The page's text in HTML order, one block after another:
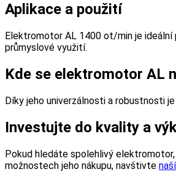
Aplikace a použití
Elektromotor AL 1400 ot/min je ideální
průmyslové využití.
Kde se elektromotor AL
Díky jeho univerzálnosti a robustnosti
Investujte do kvality a
Pokud hledáte spolehlivý
možnostech jeho nákupu, navštivte